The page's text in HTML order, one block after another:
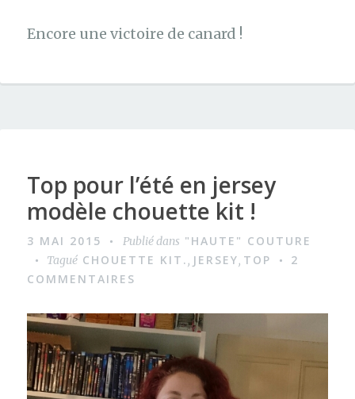
Encore une victoire de canard !
Top pour l’été en jersey
modèle chouette kit !
3 MAI 2015 Publié dans "HAUTE" COUTURE
Tagué CHOUETTE KIT., JERSEY, TOP
2
COMMENTAIRES